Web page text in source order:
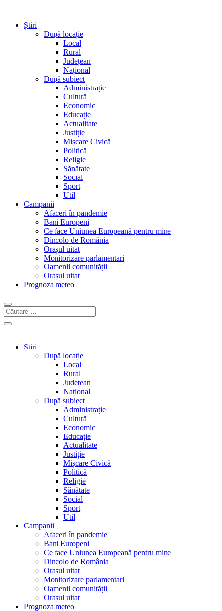
Știri
După locație
Local
Rural
Județean
Național
După subiect
Administrație
Cultură
Economic
Educație
Actualitate
Justiție
Mișcare Civică
Politică
Religie
Sănătate
Social
Sport
Util
Campanii
Afaceri în pandemie
Bani Europeni
Ce face Uniunea Europeană pentru mine
Dincolo de România
Orașul uitat
Monitorizare parlamentari
Oamenii comunității
Orașul uitat
Prognoza meteo
Știri
După locație
Local
Rural
Județean
Național
După subiect
Administrație
Cultură
Economic
Educație
Actualitate
Justiție
Mișcare Civică
Politică
Religie
Sănătate
Social
Sport
Util
Campanii
Afaceri în pandemie
Bani Europeni
Ce face Uniunea Europeană pentru mine
Dincolo de România
Orașul uitat
Monitorizare parlamentari
Oamenii comunității
Orașul uitat
Prognoza meteo